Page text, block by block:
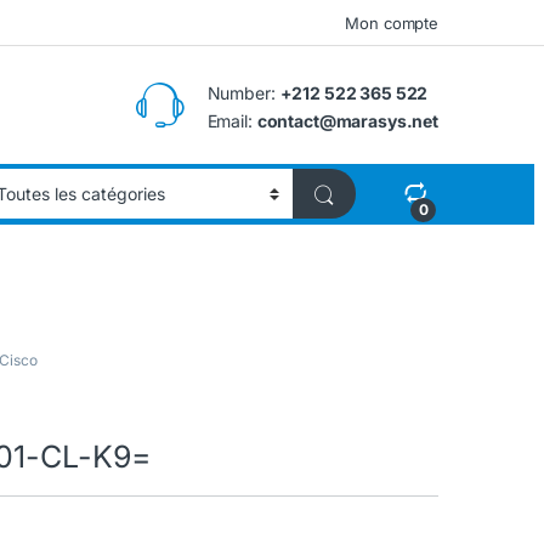
Mon compte
Number: +212 522 365 522
Email: contact@marasys.net
0
CL-K9=